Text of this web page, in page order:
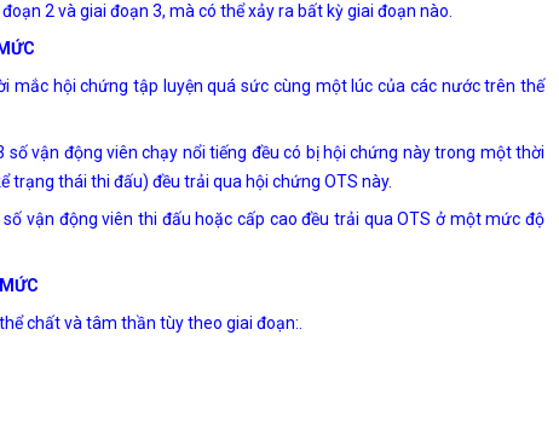
2 và giai đoạn 3, mà có thể xảy ra bất kỳ giai đoạn nào.
mắc hội chứng tập luyện quá sức cùng một lúc của các nước trên thế
vận động viên chạy nổi tiếng đều có bị hội chứng này trong một thời
trạng thái thi đấu) đều trải qua hội chứng OTS này.
vận động viên thi đấu hoặc cấp cao đều trải qua OTS ở một mức độ
chất và tâm thần tùy theo giai đoạn:.